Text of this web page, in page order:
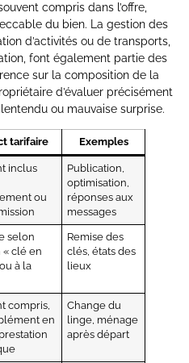
compris dans l’offre,
du bien. La gestion des
d’activités ou de transports,
font également partie des
sur la composition de la
d’évaluer précisément
ou mauvaise surprise.
tarifaire Exemples
inclus
ou
Publication,
optimisation,
réponses aux
messages
selon
« clé en
à la
Remise des
clés, états des
lieux
compris,
en
Change du
linge, ménage
après départ